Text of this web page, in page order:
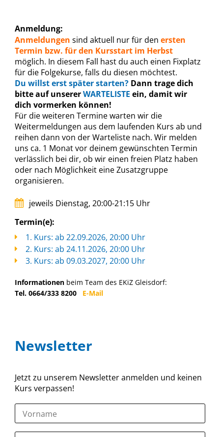
Newsletter
Jetzt zu unserem Newsletter anmelden und keinen
Kurs verpassen!
Anmeldung:
Anmeldungen sind aktuell nur für den ersten
Termin bzw. für den Kursstart im Herbst
möglich. In diesem Fall hast du auch einen Fixplatz
für die Folgekurse, falls du diesen möchtest.
Du willst erst später starten? Dann trage dich
bitte auf unsererWARTELISTE ein, damit wir
dich vormerken können!
Für die weiteren Termine warten wir die
Weitermeldungen aus dem laufenden Kurs ab und
reihen dann von der Warteliste nach. Wir melden
uns ca. 1 Monat vor deinem gewünschten Termin
verlässlich bei dir, ob wir einen freien Platz haben
oder nach Möglichkeit eine Zusatzgruppe
organisieren.
jeweils Dienstag, 20:00-21:15 Uhr
Termin(e):
1. Kurs: ab 22.09.2026, 20:00 Uhr
2. Kurs: ab 24.11.2026, 20:00 Uhr
3. Kurs: ab 09.03.2027, 20:00 Uhr
Informationen beim Team des EKiZ Gleisdorf:
Tel. 0664/333 8200 E-Mail